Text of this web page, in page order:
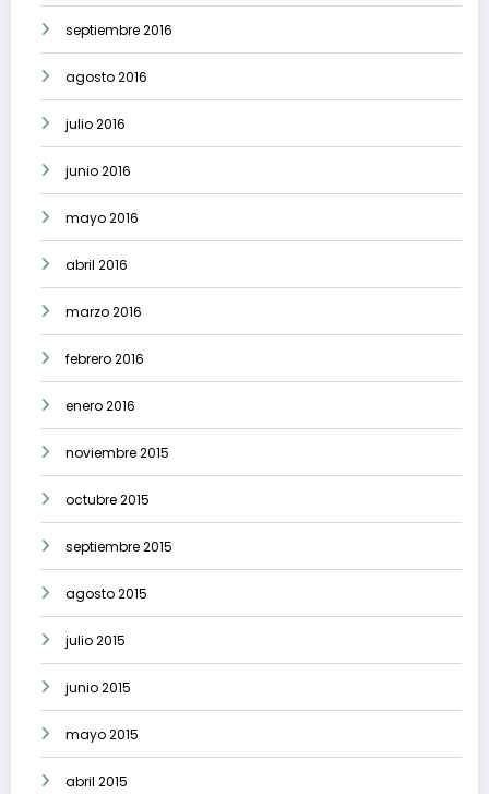
septiembre 2016
agosto 2016
julio 2016
junio 2016
mayo 2016
abril 2016
marzo 2016
febrero 2016
enero 2016
noviembre 2015
octubre 2015
septiembre 2015
agosto 2015
julio 2015
junio 2015
mayo 2015
abril 2015